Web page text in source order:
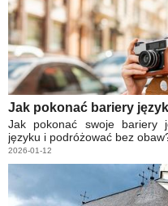
Jak pokonać bariery
Jak pokonać swoje bariery
języku i podróżować bez
2026-01-12